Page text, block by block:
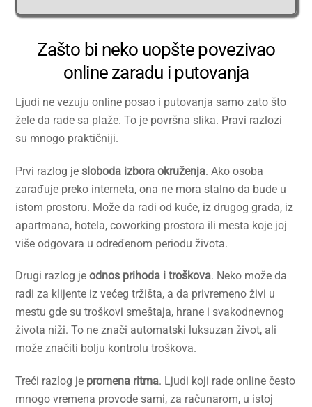
Zašto bi neko uopšte povezivao
online zaradu i putovanja
Ljudi ne vezuju online posao i putovanja samo zato što
žele da rade sa plaže. To je površna slika. Pravi razlozi
su mnogo praktičniji.
Prvi razlog je sloboda izbora okruženja. Ako osoba
zarađuje preko interneta, ona ne mora stalno da bude u
istom prostoru. Može da radi od kuće, iz drugog grada, iz
apartmana, hotela, coworking prostora ili mesta koje joj
više odgovara u određenom periodu života.
Drugi razlog jeodnos prihoda i troškova. Neko može da
radi za klijente iz većeg tržišta, a da privremeno živi u
mestu gde su troškovi smeštaja, hrane i svakodnevnog
života niži. To ne znači automatski luksuzan život, ali
može značiti bolju kontrolu troškova.
Treći razlog je promena ritma. Ljudi koji rade online često
mnogo vremena provode sami, za računarom, u istoj